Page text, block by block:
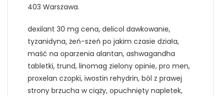
403 Warszawa.
dexilant 30 mg cena, delicol dawkowanie,
tyzanidyna, żeń-szeń po jakim czasie działa,
maść na oparzenia alantan, ashwagandha
tabletki, trund, linomag zielony opinie, pro men,
proxelan czopki, iwostin rehydrin, ból z prawej
strony brzucha w ciąży, opuchnięty napletek,